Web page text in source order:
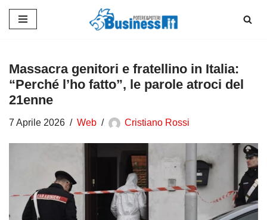
contenuto
Massacra genitori e fratellino in Italia:
“Perché l’ho fatto”, le parole atroci del
21enne
7 Aprile 2026 Web Cristiano Rossi